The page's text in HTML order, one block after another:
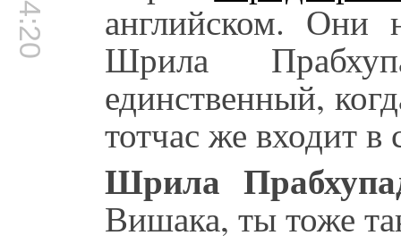
английском. Они
Шрила
единственный,
тотчас же входит
Шрила
Вишака, ты тоже